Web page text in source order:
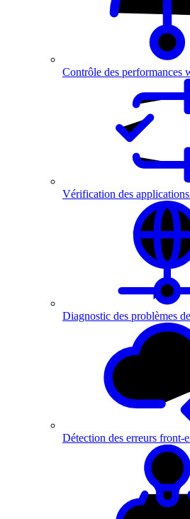
Contrôle des performances
Vérification des
Diagnostic des problèmes
Détection des erreurs front-